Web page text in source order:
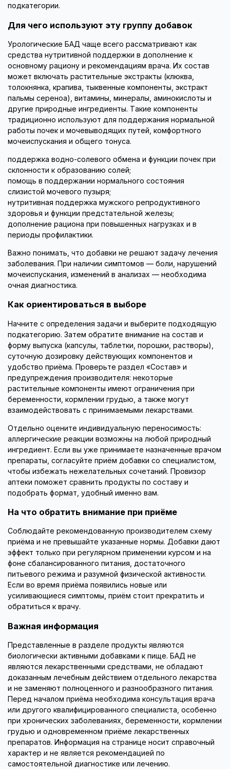
подкатегории.
Для чего используют эту группу добавок
Урологические БАД чаще всего рассматривают как
средства нутритивной поддержки в дополнение к
основному рациону и рекомендациям врача. Их состав
может включать растительные экстракты (клюква,
толокнянка, крапива, тыквенные компоненты, экстракт
пальмы сереноа), витамины, минералы, аминокислоты и
другие природные ингредиенты. Такие компоненты
традиционно используют для поддержания нормальной
работы почек и мочевыводящих путей, комфортного
мочеиспускания и общего тонуса.
поддержка водно-солевого обмена и функции почек при
склонности к образованию солей;
помощь в поддержании нормального состояния
слизистой мочевого пузыря;
нутритивная поддержка мужского репродуктивного
здоровья и функции предстательной железы;
дополнение рациона при повышенных нагрузках и в
периоды профилактики.
Важно понимать, что добавки не решают задачу лечения
заболевания. При наличии симптомов — боли, нарушений
мочеиспускания, изменений в анализах — необходима
очная диагностика.
Как ориентироваться в выборе
Начните с определения задачи и выберите подходящую
подкатегорию. Затем обратите внимание на состав и
форму выпуска (капсулы, таблетки, порошки, растворы),
суточную дозировку действующих компонентов и
удобство приёма. Проверьте раздел «Состав» и
предупреждения производителя: некоторые
растительные компоненты имеют ограничения при
беременности, кормлении грудью, а также могут
взаимодействовать с принимаемыми лекарствами.
Отдельно оцените индивидуальную переносимость:
аллергические реакции возможны на любой природный
ингредиент. Если вы уже принимаете назначенные врачом
препараты, согласуйте приём добавки со специалистом,
чтобы избежать нежелательных сочетаний. Провизор
аптеки поможет сравнить продукты по составу и
подобрать формат, удобный именно вам.
На что обратить внимание при приёме
Соблюдайте рекомендованную производителем схему
приёма и не превышайте указанные нормы. Добавки дают
эффект только при регулярном применении курсом и на
фоне сбалансированного питания, достаточного
питьевого режима и разумной физической активности.
Если во время приёма появились новые или
усиливающиеся симптомы, приём стоит прекратить и
обратиться к врачу.
Важная информация
Представленные в разделе продукты являются
биологически активными добавками к пище. БАД не
являются лекарственными средствами, не обладают
доказанным лечебным действием отдельного лекарства
и не заменяют полноценного и разнообразного питания.
Перед началом приёма необходима консультация врача
или другого квалифицированного специалиста, особенно
при хронических заболеваниях, беременности, кормлении
грудью и одновременном приёме лекарственных
препаратов. Информация на странице носит справочный
характер и не является рекомендацией по
самостоятельной диагностике или лечению.